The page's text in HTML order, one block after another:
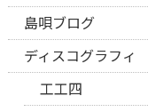
島唄ブログ
ディスコグラフィ
工工四